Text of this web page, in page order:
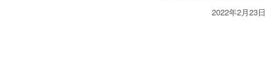
2022年2月23日